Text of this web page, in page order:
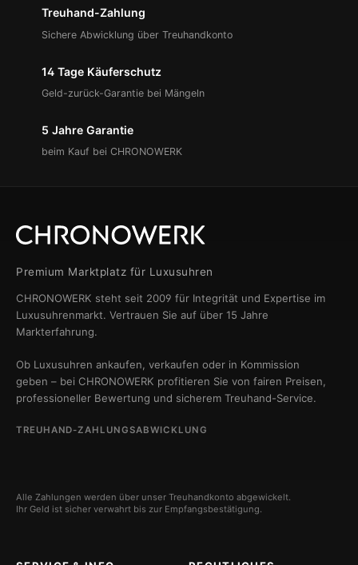
Treuhand-Zahlung
Sichere Abwicklung über Treuhandkonto
14 Tage Käuferschutz
Geld-zurück-Garantie bei Mängeln
5 Jahre Garantie
beim Kauf bei CHRONOWERK
Premium Marktplatz für Luxusuhren
CHRONOWERK steht seit 2009 für Integrität und Expertise im
Luxusuhrenmarkt. Vertrauen Sie auf über 15 Jahre
Markterfahrung.
Ob Luxusuhren ankaufen, verkaufen oder in Kommission
geben – bei CHRONOWERK profitieren Sie von fairen Preisen,
professioneller Bewertung und sicherem Treuhand-Service.
TREUHAND-ZAHLUNGSABWICKLUNG
Alle Zahlungen werden über unser Treuhandkonto abgewickelt.
Ihr Geld ist sicher verwahrt bis zur Empfangsbestätigung.